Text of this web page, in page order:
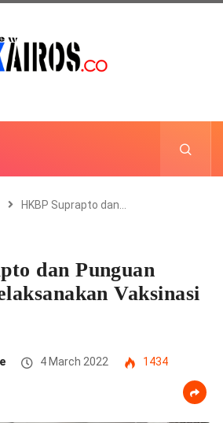
HKBP Suprapto dan…
dan Punguan
Vaksinasi
4 March 2022 1434